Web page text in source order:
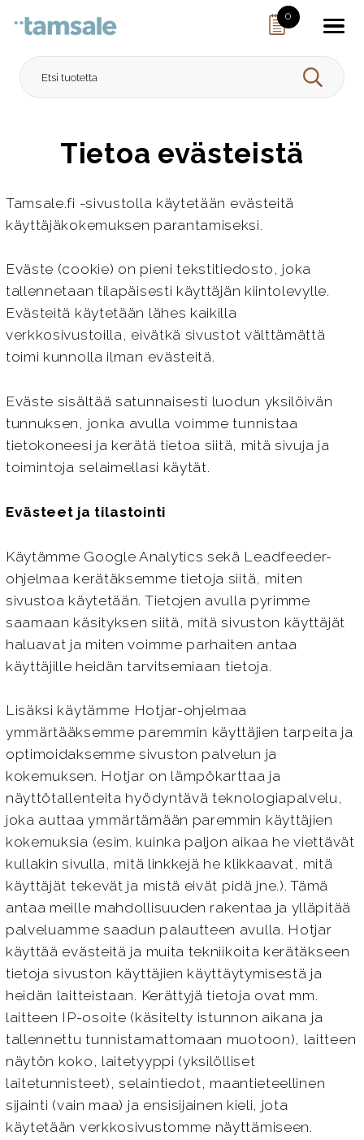
0
HAE
Tietoa evästeistä
Tamsale.fi -sivustolla käytetään evästeitä
käyttäjäkokemuksen parantamiseksi.
Eväste (cookie) on pieni tekstitiedosto, joka
tallennetaan tilapäisesti käyttäjän kiintolevylle.
Evästeitä käytetään lähes kaikilla
verkkosivustoilla, eivätkä sivustot välttämättä
toimi kunnolla ilman evästeitä.
Eväste sisältää satunnaisesti luodun yksilöivän
tunnuksen, jonka avulla voimme tunnistaa
tietokoneesi ja kerätä tietoa siitä, mitä sivuja ja
toimintoja selaimellasi käytät.
Evästeet ja tilastointi
Käytämme Google Analytics sekä Leadfeeder-
ohjelmaa kerätäksemme tietoja siitä, miten
sivustoa käytetään. Tietojen avulla pyrimme
saamaan käsityksen siitä, mitä sivuston käyttäjät
haluavat ja miten voimme parhaiten antaa
käyttäjille heidän tarvitsemiaan tietoja.
Lisäksi käytämme Hotjar-ohjelmaa
ymmärtääksemme paremmin käyttäjien tarpeita ja
optimoidaksemme sivuston palvelun ja
kokemuksen. Hotjar on lämpökarttaa ja
näyttötallenteita hyödyntävä teknologiapalvelu,
joka auttaa ymmärtämään paremmin käyttäjien
kokemuksia (esim. kuinka paljon aikaa he viettävät
kullakin sivulla, mitä linkkejä he klikkaavat, mitä
käyttäjät tekevät ja mistä eivät pidä jne.). Tämä
antaa meille mahdollisuuden rakentaa ja ylläpitää
palveluamme saadun palautteen avulla. Hotjar
käyttää evästeitä ja muita tekniikoita kerätäkseen
tietoja sivuston käyttäjien käyttäytymisestä ja
heidän laitteistaan. Kerättyjä tietoja ovat mm.
laitteen IP-osoite (käsitelty istunnon aikana ja
tallennettu tunnistamattomaan muotoon), laitteen
näytön koko, laitetyyppi (yksilölliset
laitetunnisteet), selaintiedot, maantieteellinen
sijainti (vain maa) ja ensisijainen kieli, jota
käytetään verkkosivustomme näyttämiseen.